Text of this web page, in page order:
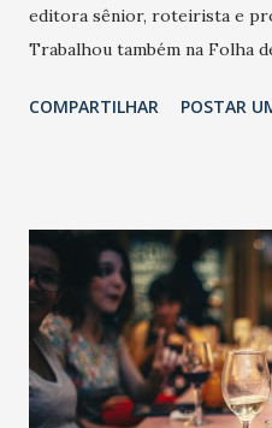
editora sênior, roteirista e
Trabalhou também na Folha
COMPARTILHAR POSTAR